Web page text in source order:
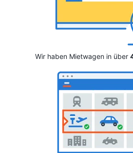
Wir haben Mietwagen in über